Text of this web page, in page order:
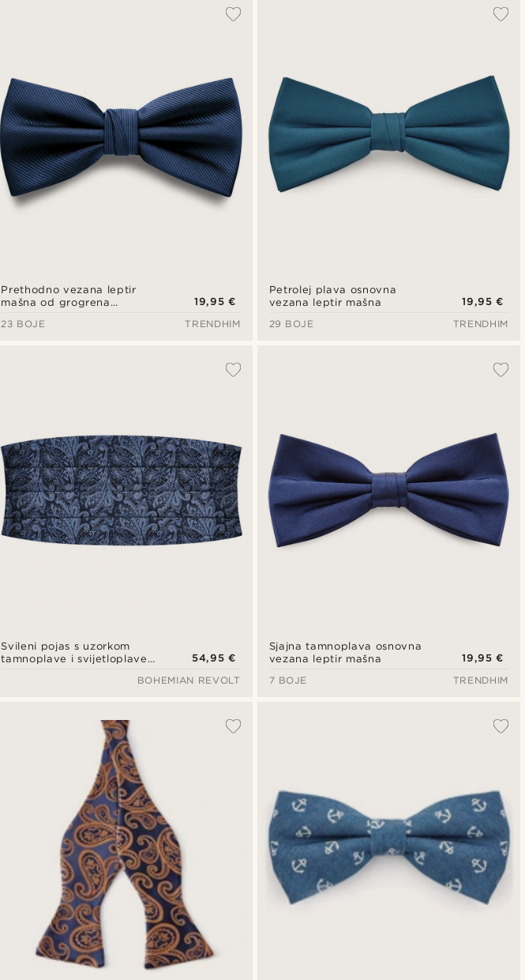
Prethodno vezana leptir
mašna od grogrena
19,95 €
23 BOJE
TRENDHIM
Petrolej plava osnovna
vezana leptir mašna
19,95 €
29 BOJE
TRENDHIM
Svileni pojas s uzorkom
tamnoplave i svijetloplave
54,95 €
BOHEMIAN REVOLT
Sjajna tamnoplava osnovna
vezana leptir mašna
19,95 €
7 BOJE
TRENDHIM